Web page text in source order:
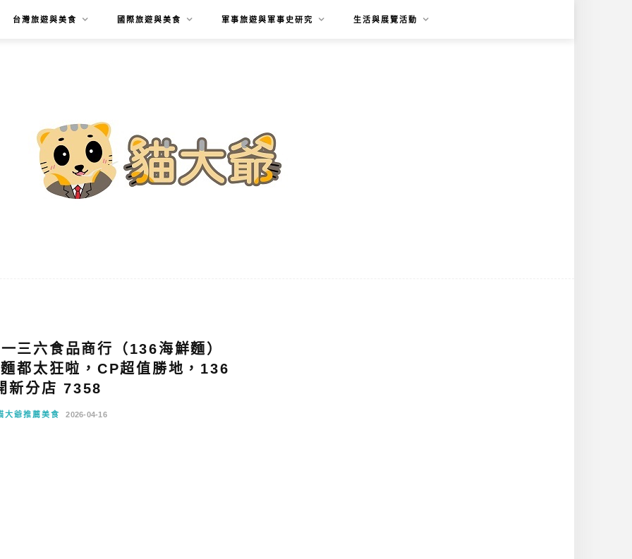
台灣旅遊與美食 國際旅遊與美食 軍事旅遊與軍事史研究 生活與展覽活動
三六食品商行（136海鮮麵）
都太狂啦，CP超值勝地，136
新分店 7358
大爺推薦美食 2026-04-16